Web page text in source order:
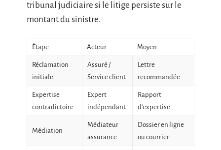
tribunal judiciaire si le litige persiste sur le
montant du sinistre.
Étape Acteur Moyen
Réclamation
initiale
Assuré /
Service client
Lettre
recommandée
Expertise
contradictoire
Expert
indépendant
Rapport
d’expertise
Médiation
Médiateur
assurance
Dossier en ligne
ou courrier